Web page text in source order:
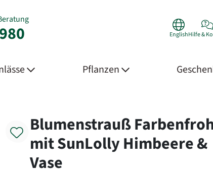
EnglishHilfe &
Pflanzen
Product Details
Blumenstrauß
mit SunLolly Himbeere &
Vase